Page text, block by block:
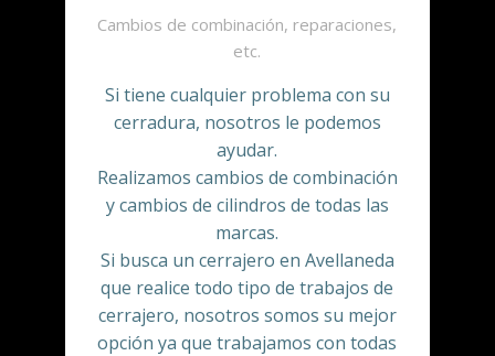
Cambios de combinación, reparaciones,
etc.
Si tiene cualquier problema con su
cerradura, nosotros le podemos
ayudar.
Realizamos cambios de combinación
y cambios de cilindros de todas las
marcas.
Si busca un cerrajero en Avellaneda
que realice todo tipo de trabajos de
cerrajero, nosotros somos su mejor
opción ya que trabajamos con todas